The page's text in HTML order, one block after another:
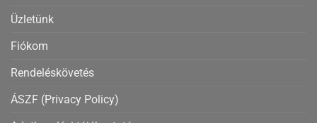
Üzletünk
Fiókom
Rendeléskövetés
ÁSZF (Privacy Policy)